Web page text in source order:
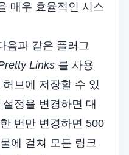
매우 효율적인 시스
음과 같은 플러그
Links 를 사용
브에 저장할 수 있
정을 변경하면 대
번만 변경하면 500
에 걸쳐 모든 링크